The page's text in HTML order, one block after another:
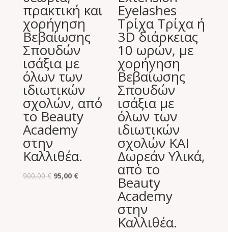
πρακτική και
χορήγηση
Βεβαίωσης
Σπουδών
ισάξια με
όλων των
ιδιωτικών
σχολών, από
το Beauty
Academy
στην
Καλλιθέα.
900,00€ Original
95,00 €Η
Eyelashes
Τρίχα Τρίχα ή
3D διάρκειας
10 ωρών, με
χορήγηση
Βεβαίωσης
Σπουδών
ισάξια με
όλων των
ιδιωτικών
σχολών ΚΑΙ
Δωρεάν Υλικά,
από το
Beauty
Academy
στην
Καλλιθέα.